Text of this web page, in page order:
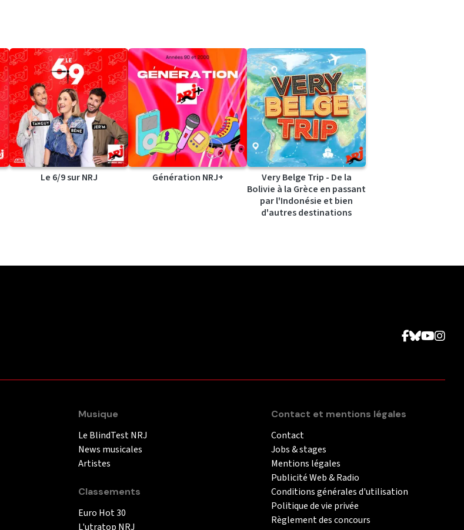
Le 6/9 sur NRJ Génération NRJ+
Very Belge Trip - De la
Bolivie à la Grèce en passant
par l'Indonésie et bien
d'autres destinations
Musique
Le BlindTest NRJ
News musicales
Artistes
Classements
Euro Hot 30
L'utratop NRJ
Contact et mentions légales
Contact
Jobs & stages
Mentions légales
Publicité Web & Radio
Conditions générales d'utilisation
Politique de vie privée
Règlement des concours